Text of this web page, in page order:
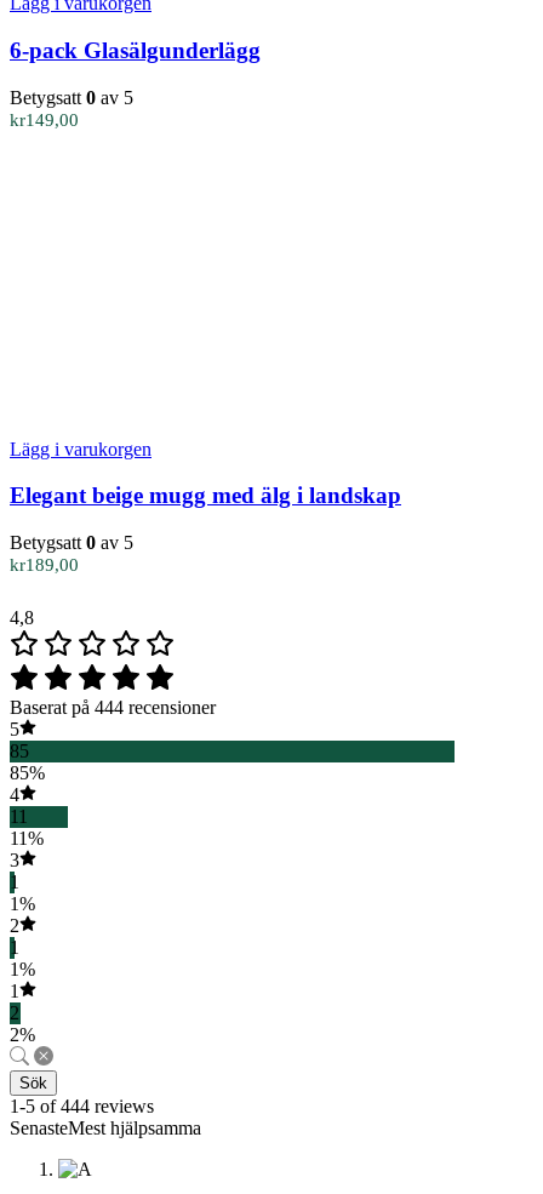
6-pack Glasälgunderlägg
Betygsatt 0 av 5
kr149,00
Lägg i varukorgen
Elegant beige mugg med älg i landskap
Betygsatt 0 av 5
kr189,00
4,8
Baserat på 444 recensioner
5
85
85%
4
11
11%
3
1
1%
2
1
1%
1
2
2%
Sök
1-5 of 444 reviews
SenasteMest hjälpsamma